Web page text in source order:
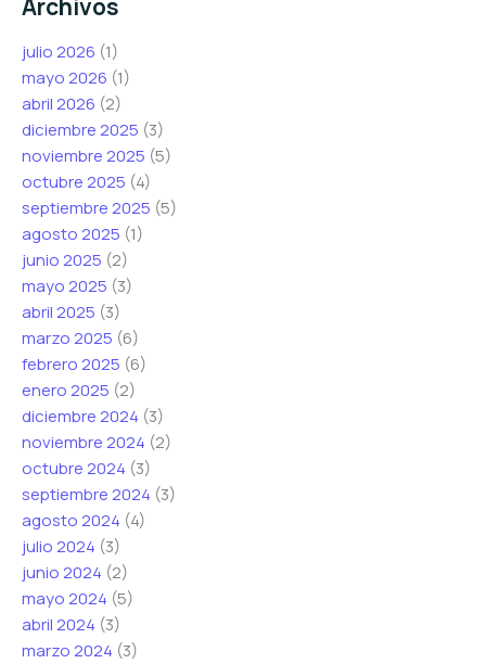
Archivos
julio 2026 (1)
mayo 2026 (1)
abril 2026 (2)
diciembre 2025 (3)
noviembre 2025 (5)
octubre 2025 (4)
septiembre 2025 (5)
agosto 2025 (1)
junio 2025 (2)
mayo 2025 (3)
abril 2025 (3)
marzo 2025 (6)
febrero 2025 (6)
enero 2025 (2)
diciembre 2024 (3)
noviembre 2024 (2)
octubre 2024 (3)
septiembre 2024 (3)
agosto 2024 (4)
julio 2024 (3)
junio 2024 (2)
mayo 2024 (5)
abril 2024 (3)
marzo 2024 (3)